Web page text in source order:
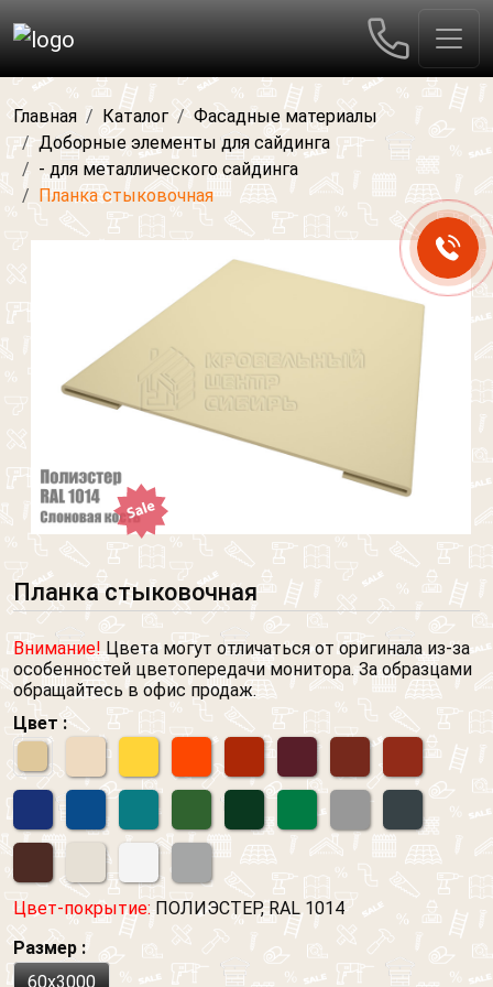
Главная Каталог
Фасадные материалы
Доборные элементы для сайдинга
- для металлического сайдинга
Планка стыковочная
Планка стыковочная
Внимание!Цвета могут отличаться от оригинала из-за
особенностей цветопередачи монитора. За образцами
обращайтесь в офис продаж.
Цвет :
Цвет-покрытие: ПОЛИЭСТЕР, RAL 1014
Размер :
60х3000